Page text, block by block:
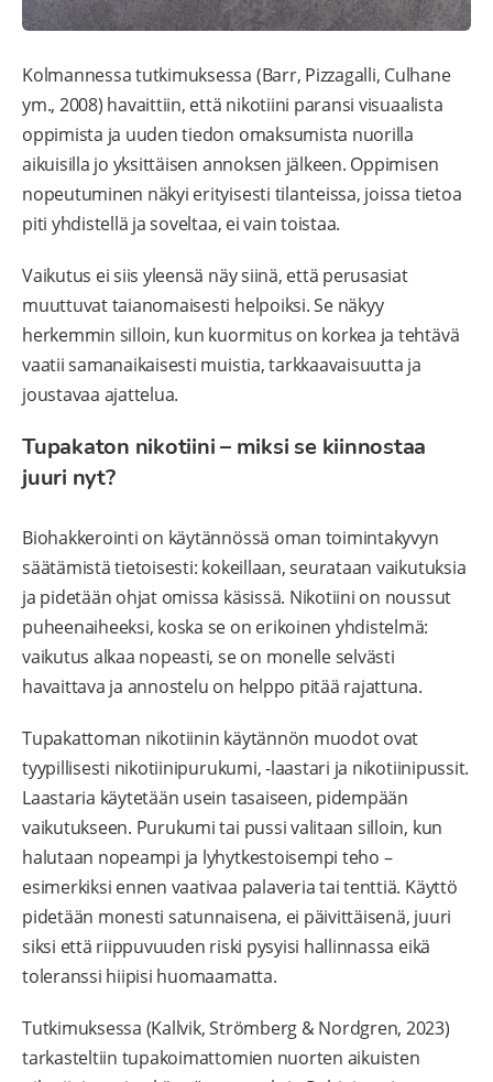
Kolmannessa tutkimuksessa (Barr, Pizzagalli, Culhane
ym., 2008) havaittiin, että nikotiini paransi visuaalista
oppimista ja uuden tiedon omaksumista nuorilla
aikuisilla jo yksittäisen annoksen jälkeen. Oppimisen
nopeutuminen näkyi erityisesti tilanteissa, joissa tietoa
piti yhdistellä ja soveltaa, ei vain toistaa.
Vaikutus ei siis yleensä näy siinä, että perusasiat
muuttuvat taianomaisesti helpoiksi. Se näkyy
herkemmin silloin, kun kuormitus on korkea ja tehtävä
vaatii samanaikaisesti muistia, tarkkaavaisuutta ja
joustavaa ajattelua.
Tupakaton nikotiini – miksi se kiinnostaa
juuri nyt?
Biohakkerointi on käytännössä oman toimintakyvyn
säätämistä tietoisesti: kokeillaan, seurataan vaikutuksia
ja pidetään ohjat omissa käsissä. Nikotiini on noussut
puheenaiheeksi, koska se on erikoinen yhdistelmä:
vaikutus alkaa nopeasti, se on monelle selvästi
havaittava ja annostelu on helppo pitää rajattuna.
Tupakattoman nikotiinin käytännön muodot ovat
tyypillisesti nikotiinipurukumi, -laastari ja nikotiinipussit.
Laastaria käytetään usein tasaiseen, pidempään
vaikutukseen. Purukumi tai pussi valitaan silloin, kun
halutaan nopeampi ja lyhytkestoisempi teho –
esimerkiksi ennen vaativaa palaveria tai tenttiä. Käyttö
pidetään monesti satunnaisena, ei päivittäisenä, juuri
siksi että riippuvuuden riski pysyisi hallinnassa eikä
toleranssi hiipisi huomaamatta.
Tutkimuksessa (Kallvik, Strömberg & Nordgren, 2023)
tarkasteltiin tupakoimattomien nuorten aikuisten